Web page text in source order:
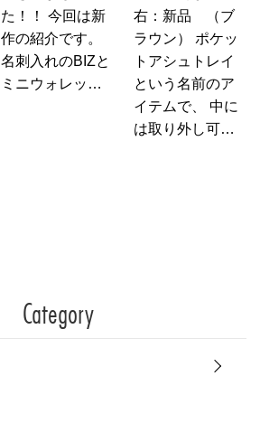
た！！ 今回は新
作の紹介です。
名刺入れのBIZと
ミニウォレッ…
右：新品 （ブ
ラウン） ポケッ
トアシュトレイ
という名前のア
イテムで、 中に
は取り外し可…
Category